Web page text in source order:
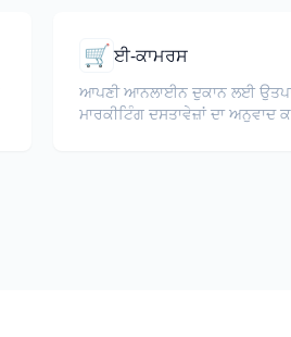
🛒ਈ-ਕਾਮਰਸ
ਆਪਣੀ ਆਨਲਾਈਨ ਦੁਕਾਨ ਲਈ
ਮਾਰਕੀਟਿੰਗ ਦਸਤਾਵੇਜ਼ਾਂ ਦਾ ਅਨੁਵਾਦ